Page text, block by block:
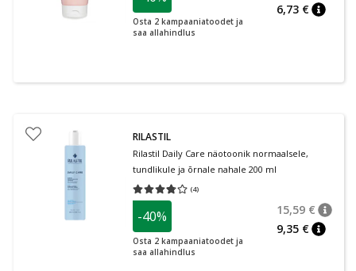
Osta 2 kampaaniatoodet ja
saa allahindlus
6,73 €
RILASTIL
Rilastil Daily Care näotoonik normaalsele,
tundlikule ja õrnale nahale 200 ml
(4)
Keskmine hinnang 3.75
-40%
Osta 2 kampaaniatoodet ja
saa allahindlus
15,59 €
9,35 €